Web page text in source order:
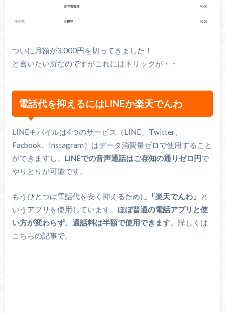
ついに月額が3,000円を切ってきました！
と言いたい所なのですがこれにはトリックが・・
電話代を抑えるにはLINEか楽天でんわ
LINEモバイルは4つのサービス（LINE、Twitter、
Facbook、Instagram）はデータ消費量ゼロで使用すること
ができますし、 LINEでの音声通話はご存知の通りゼロ円で
やりとりが可能です。
もうひとつは電話代を安く抑えるために 「楽天でんわ」 と
いうアプリを使用しています。 ほぼ普通の電話アプリと使
い方が変わらず、通話料は半額で使用できます。詳しくは
こちらの記事で。